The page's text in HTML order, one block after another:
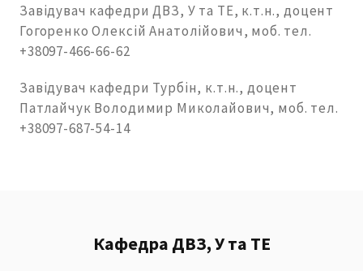
Завідувач кафедри ДВЗ, У та ТЕ, к.т.н., доцент
Гогоренко Олексій Анатолійович, моб. тел.
+38097-466-66-62
Завідувач кафедри Турбін, к.т.н., доцент
Патлайчук Володимир Миколайович, моб. тел.
+38097-687-54-14
Кафедра ДВЗ, У та ТЕ